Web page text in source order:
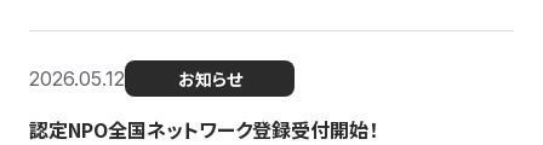
2026.05.12 お知らせ
認定NPO全国ネットワーク登録受付開始！